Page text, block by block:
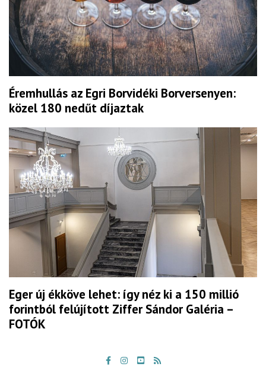
Éremhullás az Egri Borvidéki Borversenyen:
közel 180 nedűt díjaztak
Eger új ékköve lehet: így néz ki a 150 millió
forintból felújított Ziffer Sándor Galéria –
FOTÓK